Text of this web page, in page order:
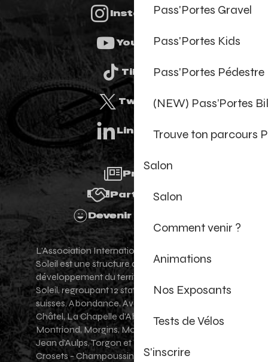
Pass'Portes Gravel
Pass'Portes Kids
Pass'Portes Pédestre
(NEW) Pass’Portes
Trouve ton parcours
Salon
Salon
Comment venir ?
Animations
Nos Exposants
Tests de Vélos
S'inscrire
Instagram
Youtube
Tiktok
Twitter
Linkedin
Presse
Partenaires
Devenir Bénévole
L'Association Internationale des Portes du
Soleil est une structure de promotion et de
développement du territoire des Portes du
Soleil, regroupant 12 stations villages franco-
suisses. Abondance, Avoriaz 1800, Champéry,
Châtel, La Chapelle d'Abondance, Les Gets,
Montriond, Morgins, Morzine-Avoriaz, Saint-
Jean d'Aulps, Torgon et Val-d'Illiez - Les
Crosets - Champoussin.